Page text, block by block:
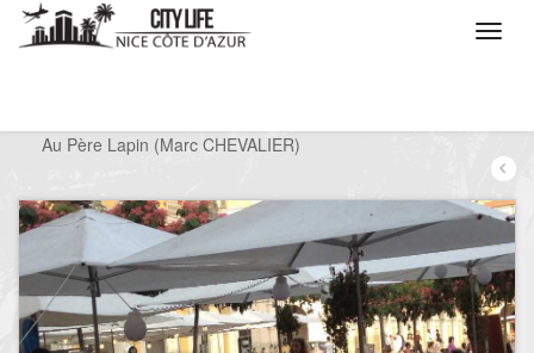
Au Père Lapin (Marc CHEVALIER)